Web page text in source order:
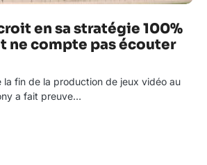
en sa stratégie 100%
ne compte pas écouter
la fin de la production de jeux vidéo au
a fait preuve…